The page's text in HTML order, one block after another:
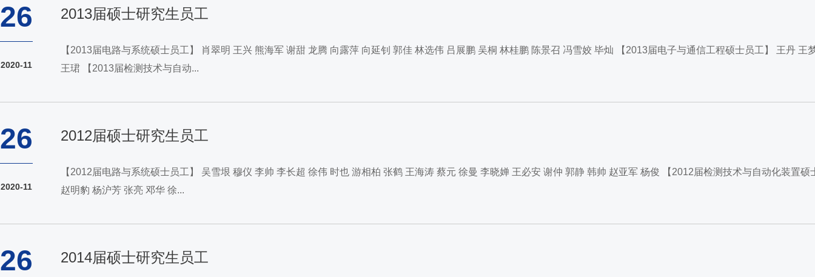
26
2020-11
2013届硕士研究生员工
【2013届电路与系统硕士员工】 肖翠明 王兴 熊海军 谢甜 龙腾 向露萍 向延钊 郭佳 林选伟 吕展鹏 吴桐 林桂鹏 陈景召 冯雪姣 毕灿 【2013届电子与通信工程硕士员工】 王丹 王梦 潘彬
王珺 【2013届检测技术与自动...
26
2020-11
2012届硕士研究生员工
【2012届电路与系统硕士员工】 吴雪垠 穆仪 李帅 李长超 徐伟 时也 游相柏 张鹤 王海涛 蔡元 徐曼 李晓婵 王必安 谢仲 郭静 韩帅 赵亚军 杨俊 【2012届检测技术与自动化装置硕士员工】
赵明豹 杨沪芳 张亮 邓华 徐...
26 2014届硕士研究生员工